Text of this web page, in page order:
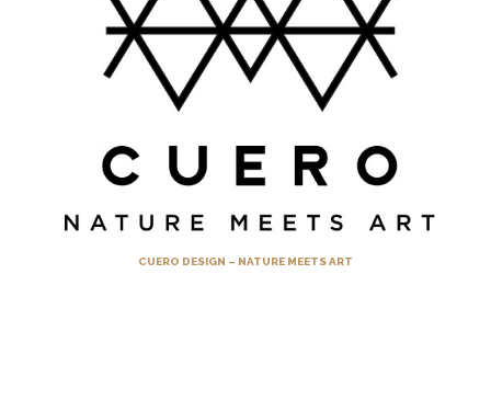
CUERO DESIGN – NATURE MEETS ART